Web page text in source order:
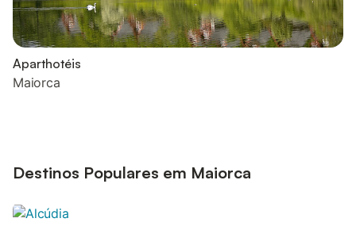
Aparthotéis
Maiorca
Destinos Populares em Maiorca